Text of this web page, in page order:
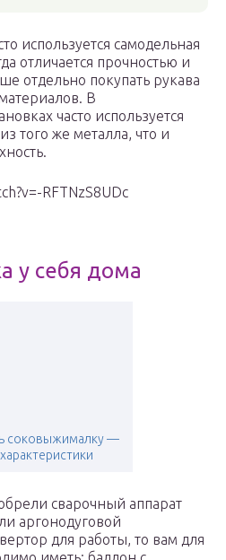
используется самодельная
отличается прочностью и
отдельно покупать рукава
В
часто используется
того же металла, что и
RFTNzS8UDc
у себя дома
соковыжималку —
сварочный аппарат
аргонодуговой
для работы, то вам для